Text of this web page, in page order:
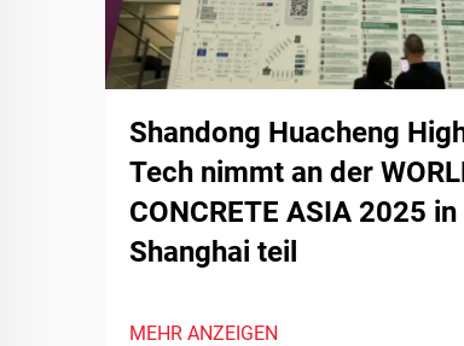
Shandong Huacheng
Tech nimmt an der
CONCRETE ASIA 2025 in
Shanghai teil
MEHR ANZEIGEN